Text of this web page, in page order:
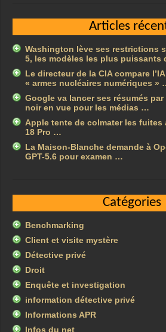
Articles
Washington lève ses restrictions
5, les modèles les plus puissants
Le directeur de la CIA compare
« armes nucléaires numériques »
Google va lancer ses résumés
noir en vue pour les médias …
Apple tente de colmater les fuites
18 Pro …
La Maison-Blanche demande à
GPT-5.6 pour examen …
Catégories
Benchmarking
Client et visite mystère
Détective privé
Droit
Enquête et investigation
information détective privé
Informations APR
Infos du net